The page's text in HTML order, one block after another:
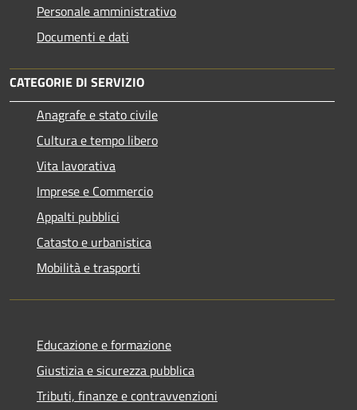
Personale amministrativo
Documenti e dati
CATEGORIE DI SERVIZIO
Anagrafe e stato civile
Cultura e tempo libero
Vita lavorativa
Imprese e Commercio
Appalti pubblici
Catasto e urbanistica
Mobilità e trasporti
Educazione e formazione
Giustizia e sicurezza pubblica
Tributi, finanze e contravvenzioni